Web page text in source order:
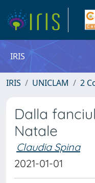
IRIS
IRIS UNICLAM 2
Dalla
Natale
Claudia Spina
2021-01-01